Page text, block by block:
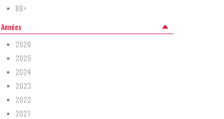
BB+
Années
2026
2025
2024
2023
2022
2021